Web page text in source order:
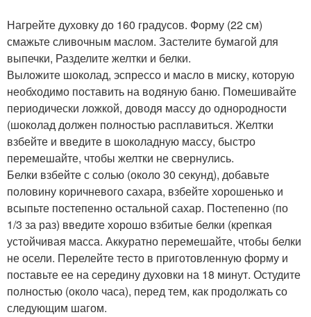
Нагрейте духовку до 160 градусов. Форму (22 см)
смажьте сливочным маслом. Застелите бумагой для
выпечки, Разделите желтки и белки.
Выложите шоколад, эспрессо и масло в миску, которую
необходимо поставить на водяную баню. Помешивайте
периодически ложкой, доводя массу до однородности
(шоколад должен полностью расплавиться. Желтки
взбейте и введите в шоколадную массу, быстро
перемешайте, чтобы желтки не свернулись.
Белки взбейте с солью (около 30 секунд), добавьте
половину коричневого сахара, взбейте хорошенько и
всыпьте постепенно остальной сахар. Постепенно (по
1/3 за раз) введите хорошо взбитые белки (крепкая
устойчивая масса. Аккуратно перемешайте, чтобы белки
не осели. Перелейте тесто в приготовленную форму и
поставьте ее на середину духовки на 18 минут. Остудите
полностью (около часа), перед тем, как продолжать со
следующим шагом.